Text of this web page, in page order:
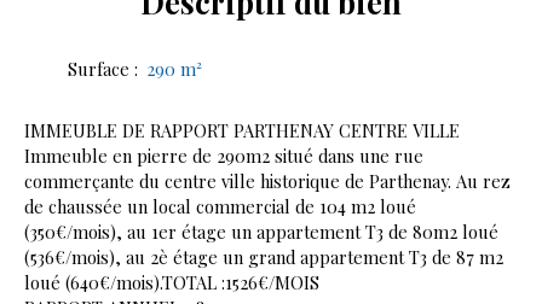
Surface : 290 m²
IMMEUBLE DE RAPPORT PARTHENAY CENTRE VILLE
Immeuble en pierre de 290m2 situé dans une rue
commerçante du centre ville historique de Parthenay. Au rez
de chaussée un local commercial de 104 m2 loué
(350€/mois), au 1er étage un appartement T3 de 80m2 loué
(536€/mois), au 2è étage un grand appartement T3 de 87 m2
loué (640€/mois).TOTAL :1526€/MOIS